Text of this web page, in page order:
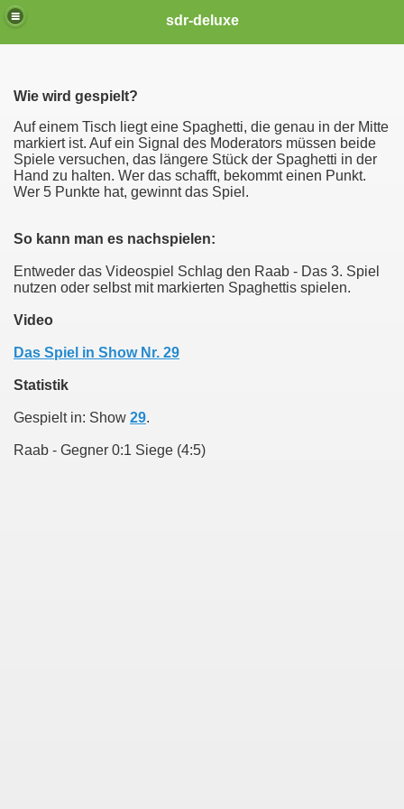
sdr-deluxe
Wie wird gespielt?
Auf einem Tisch liegt eine Spaghetti, die genau in der Mitte
markiert ist. Auf ein Signal des Moderators müssen beide
Spiele versuchen, das längere Stück der Spaghetti in der
Hand zu halten. Wer das schafft, bekommt einen Punkt.
Wer 5 Punkte hat, gewinnt das Spiel.
So kann man es nachspielen:
Entweder das Videospiel Schlag den Raab - Das 3. Spiel
nutzen oder selbst mit markierten Spaghettis spielen.
Video
Das Spiel in Show Nr. 29
Statistik
Gespielt in: Show 29.
Raab - Gegner 0:1 Siege (4:5)